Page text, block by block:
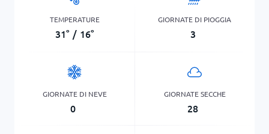
TEMPERATURE
31° / 16°
GIORNATE DI PIOGGIA
3
GIORNATE DI NEVE
0
GIORNATE SECCHE
28